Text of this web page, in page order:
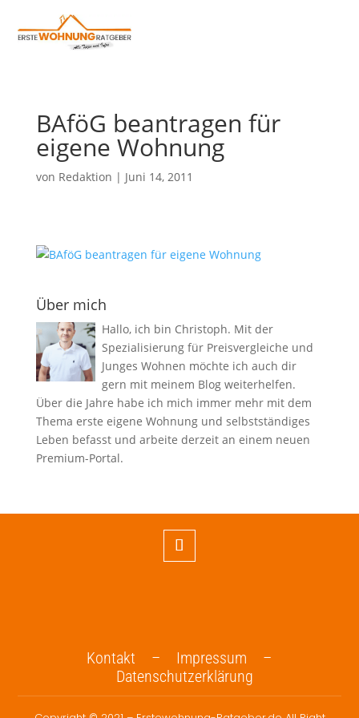
BAföG beantragen für
eigene Wohnung
von Redaktion | Juni 14, 2011
Über mich
Hallo, ich bin Christoph. Mit der
Spezialisierung für Preisvergleiche und
Junges Wohnen möchte ich auch dir
gern mit meinem Blog weiterhelfen.
Über die Jahre habe ich mich immer mehr mit dem
Thema erste eigene Wohnung und selbstständiges
Leben befasst und arbeite derzeit an einem neuen
Premium-Portal.
Kontakt – Impressum –
Datenschutzerklärung